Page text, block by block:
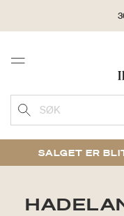
Menu
SØK
SALGET ER